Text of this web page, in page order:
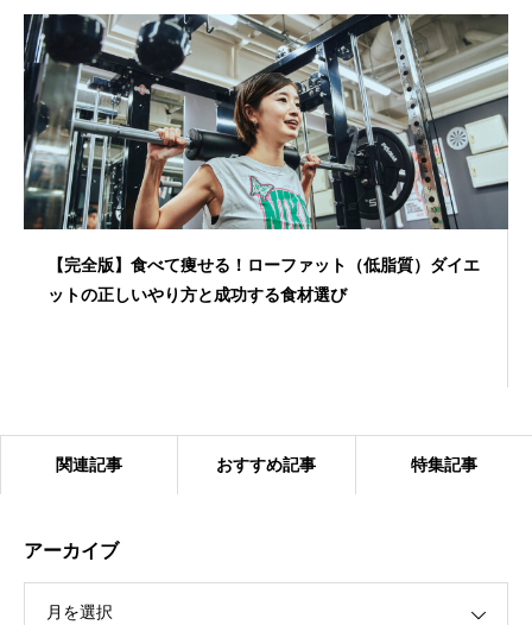
【完全版】食べて痩せる！ローファット（低脂質）ダイエ
ットの正しいやり方と成功する食材選び
関連記事 おすすめ記事 特集記事
アーカイブ
月を選択